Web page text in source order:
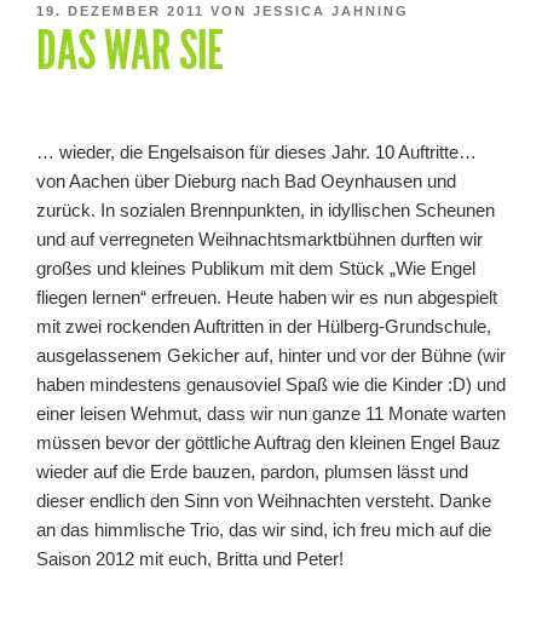
VERÖFFENTLICHT
AM
19. DEZEMBER 2011 VON JESSICA JAHNING
DAS WAR SIE
… wieder, die Engelsaison für dieses Jahr. 10 Auftritte…
von Aachen über Dieburg nach Bad Oeynhausen und
zurück. In sozialen Brennpunkten, in idyllischen Scheunen
und auf verregneten Weihnachtsmarktbühnen durften wir
großes und kleines Publikum mit dem Stück „Wie Engel
fliegen lernen“ erfreuen. Heute haben wir es nun abgespielt
mit zwei rockenden Auftritten in der Hülberg-Grundschule,
ausgelassenem Gekicher auf, hinter und vor der Bühne (wir
haben mindestens genausoviel Spaß wie die Kinder :D) und
einer leisen Wehmut, dass wir nun ganze 11 Monate warten
müssen bevor der göttliche Auftrag den kleinen Engel Bauz
wieder auf die Erde bauzen, pardon, plumsen lässt und
dieser endlich den Sinn von Weihnachten versteht. Danke
an das himmlische Trio, das wir sind, ich freu mich auf die
Saison 2012 mit euch, Britta und Peter!